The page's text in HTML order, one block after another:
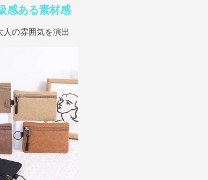
感ある素材感
人の雰囲気を演出